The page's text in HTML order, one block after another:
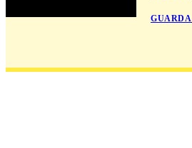
guarda